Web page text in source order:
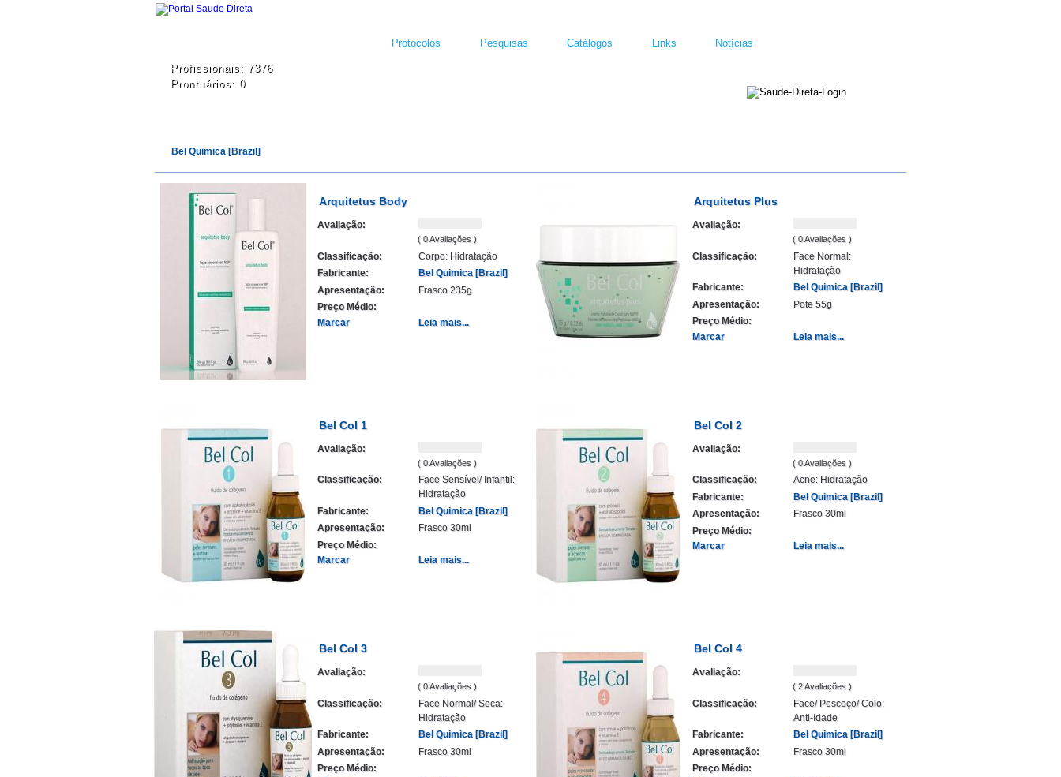
Protocolos Pesquisas Catálogos Links Notícias
Profissionais: 7376
Prontuários: 0
Bel Quimica [Brazil]
Arquitetus Body
Avaliação:
( 0 Avaliações )
Classificação:
Corpo: Hidratação
Fabricante:
Bel Quimica [Brazil]
Apresentação:
Frasco 235g
Preço Médio:
Marcar
Leia mais...
Arquitetus Plus
Avaliação:
( 0 Avaliações )
Classificação:
Face Normal:
Hidratação
Fabricante:
Bel Quimica [Brazil]
Apresentação:
Pote 55g
Preço Médio:
Marcar
Leia mais...
Bel Col 1
Avaliação:
( 0 Avaliações )
Classificação:
Face Sensível/ Infantil:
Hidratação
Fabricante:
Bel Quimica [Brazil]
Apresentação:
Frasco 30ml
Preço Médio:
Marcar
Leia mais...
Bel Col 2
Avaliação:
( 0 Avaliações )
Classificação:
Acne: Hidratação
Fabricante:
Bel Quimica [Brazil]
Apresentação:
Frasco 30ml
Preço Médio:
Marcar
Leia mais...
Bel Col 3
Avaliação:
( 0 Avaliações )
Classificação:
Face Normal/ Seca:
Hidratação
Fabricante:
Bel Quimica [Brazil]
Apresentação:
Frasco 30ml
Preço Médio:
Bel Col 4
Avaliação:
( 2 Avaliações )
Classificação:
Face/ Pescoço/ Colo:
Anti-Idade
Fabricante:
Bel Quimica [Brazil]
Apresentação:
Frasco 30ml
Preço Médio: